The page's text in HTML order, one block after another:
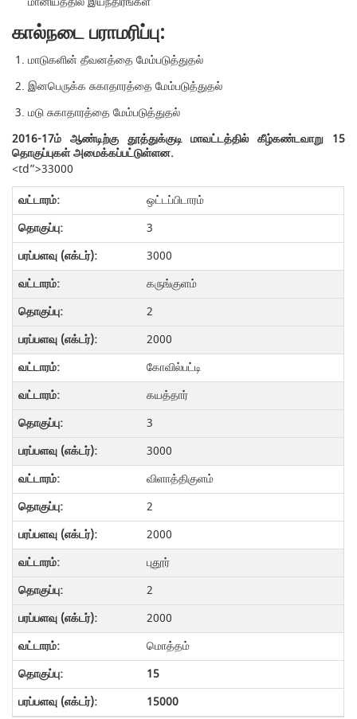
கால்நடை பராமரிப்பு:
மாடுகளின் தீவனத்தை மேம்படுத்துதல்
இனபெருக்க சுகாதாரத்தை மேம்படுத்துதல்
மடு சுகாதாரத்தை மேம்படுத்துதல்
2016-17ம் ஆண்டிற்கு தூத்துக்குடி மாவட்டத்தில் கீழ்கண்டவாறு 15
தொகுப்புகள் அமைக்கப்பட்டுள்ளன.
<td”>33000
ஒட்டப்பிடாரம்
3
3000
கருங்குளம்
2
2000
கோவில்பட்டி
கயத்தார்
3
3000
விளாத்திகுளம்
2
2000
புதூர்
2
2000
மொத்தம்
15
15000